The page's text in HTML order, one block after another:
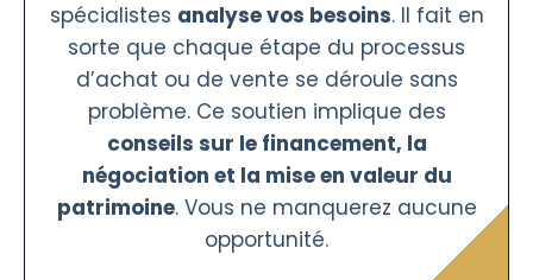
spécialistes analyse vos besoins. Il fait en
sorte que chaque étape du processus
d’achat ou de vente se déroule sans
problème. Ce soutien implique des
conseils sur le financement, la
négociation et la mise en valeur du
patrimoine. Vous ne manquerez aucune
opportunité.